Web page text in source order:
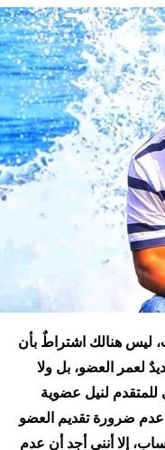
ليس هنالك اشتراطٌ بأن
لعمر العضو، بل ولا
لنيل عضوية
عدم ضرورة تقديم العضو
إلا أنني أجد أن عدم